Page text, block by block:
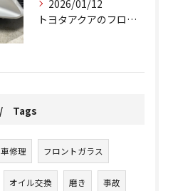
2026/01/12
トヨタアクアのフロントバンパーの右下側を縁石にぶつけてできた...
Tags
車修理 フロントガラス
オイル交換 磨き 事故